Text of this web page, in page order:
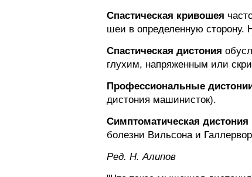
Спастическая кривошея
шеи в определенную сторону.
Спастическая дистония
глухим, напряженным или
Профессиональные
дистония машинисток).
Симптоматическая дистония
болезни Вильсона и
Ред. Н. Алипов